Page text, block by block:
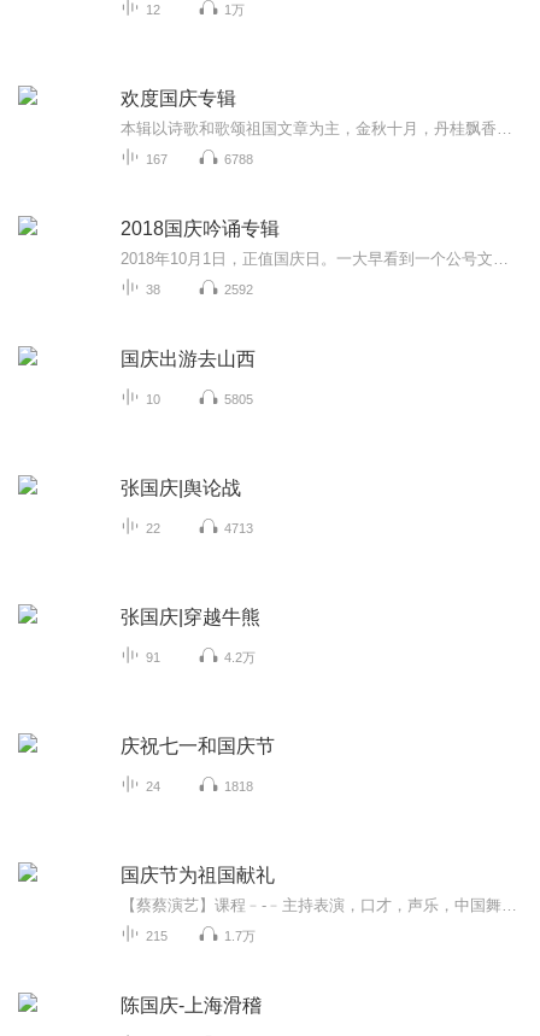
12 1万
欢度国庆专辑
167 6788
2018国庆吟诵专辑
38 2592
国庆出游去山西
10 5805
张国庆|舆论战
22 4713
张国庆|穿越牛熊
91 4.2万
庆祝七一和国庆节
24 1818
国庆节为祖国献礼
215 1.7万
陈国庆-上海滑稽